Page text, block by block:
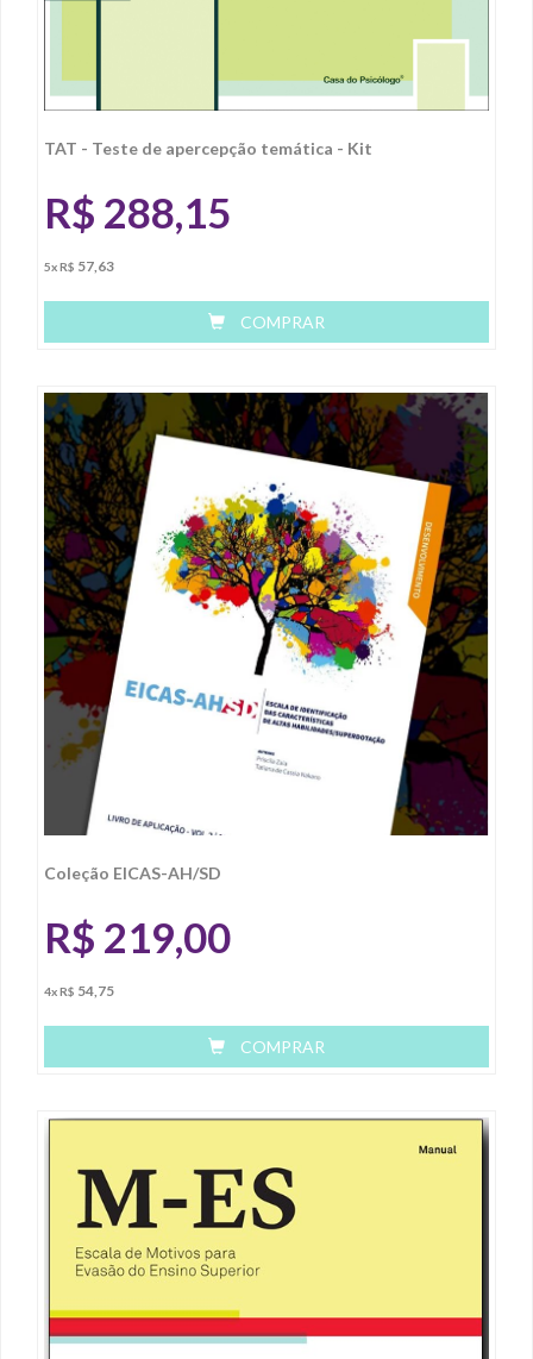
TAT - Teste de apercepção temática - Kit
R$ 288,15
5x R$ 57,63
COMPRAR
Coleção EICAS-AH/SD
R$ 219,00
4x R$ 54,75
COMPRAR